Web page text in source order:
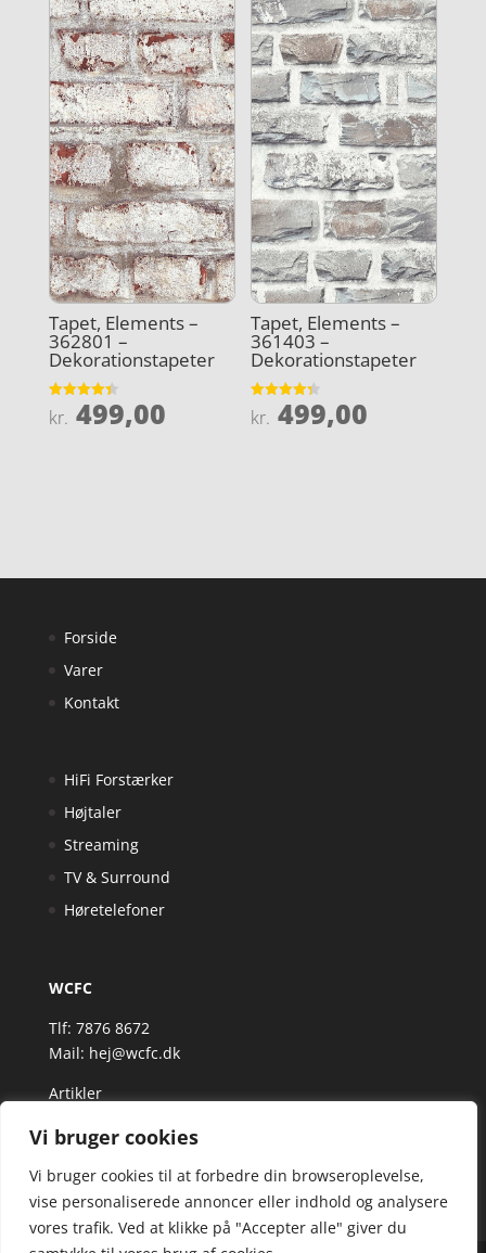
Vi bruger cookies
Vi bruger cookies til at forbedre din browseroplevelse,
vise personaliserede annoncer eller indhold og analysere
vores trafik. Ved at klikke på "Accepter alle" giver du
Tapet, Elements –
362801 –
Dekorationstapeter
Vurderet
4.4
kr. 499,00
Tapet, Elements –
361403 –
Dekorationstapeter
Vurderet
4.3
kr. 499,00
Forside
Varer
Kontakt
HiFi Forstærker
Højtaler
Streaming
TV & Surround
Høretelefoner
WCFC
Tlf: 7876 8672
Mail: hej@wcfc.dk
Artikler